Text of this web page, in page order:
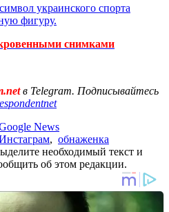
украинского спорта
фигуру.
снимками
в Telegram. Подписывайтесь
News
, обнаженка
необходимый текст и
об этом редакции.